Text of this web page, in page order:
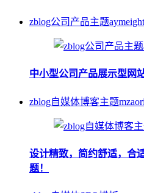
zblog公司产品主题
中小型公司产品展示型网
zblog自媒体博客主题
设计精致，简约舒适，合
题！